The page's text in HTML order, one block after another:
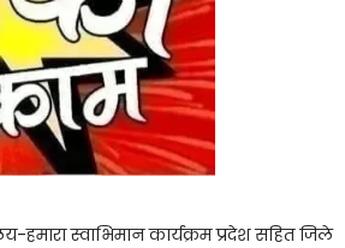
हमारा स्वाभिमान कार्यक्रम प्रदेश सहित जिले